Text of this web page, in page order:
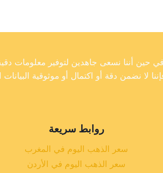
روابط سريعة
سعر الذهب اليوم في المغرب
سعر الذهب اليوم في الأردن